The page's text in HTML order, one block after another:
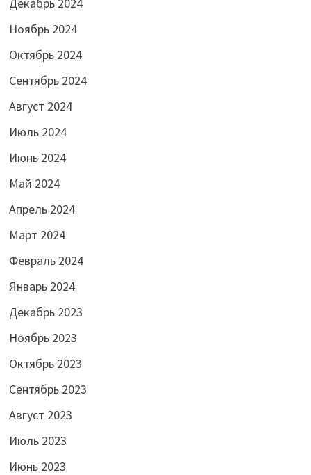
Ноябрь 2024
Октябрь 2024
Сентябрь 2024
Август 2024
Июль 2024
Июнь 2024
Май 2024
Апрель 2024
Март 2024
Февраль 2024
Январь 2024
Декабрь 2023
Ноябрь 2023
Октябрь 2023
Сентябрь 2023
Август 2023
Июль 2023
Июнь 2023